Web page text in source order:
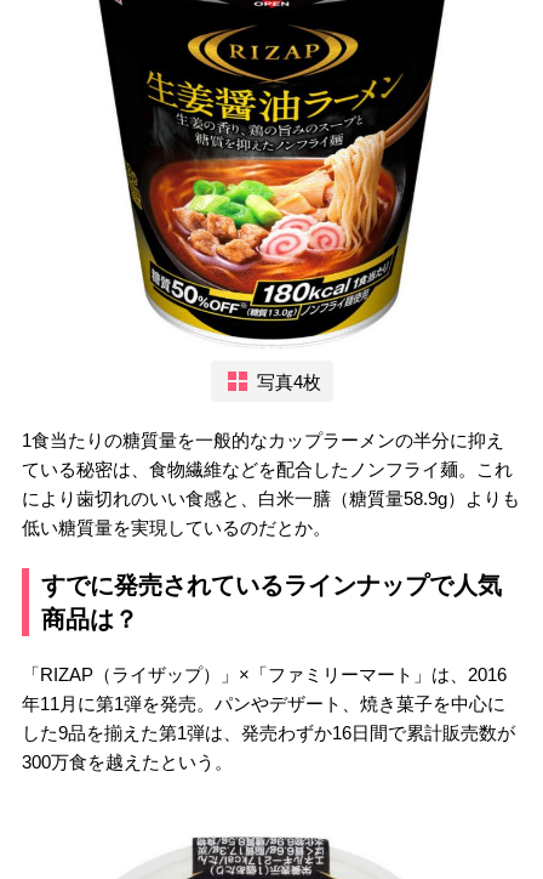
写真4枚
1食当たりの糖質量を一般的なカップラーメンの半分に抑え
ている秘密は、食物繊維などを配合したノンフライ麺。これ
により歯切れのいい食感と、白米一膳（糖質量58.9g）よりも
低い糖質量を実現しているのだとか。
すでに発売されているラインナップで人気
商品は？
「RIZAP（ライザップ）」×「ファミリーマート」は、2016
年11月に第1弾を発売。パンやデザート、焼き菓子を中心に
した9品を揃えた第1弾は、発売わずか16日間で累計販売数が
300万食を越えたという。